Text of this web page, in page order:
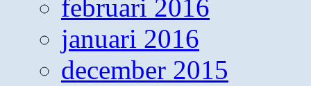
februari 2016
januari 2016
december 2015